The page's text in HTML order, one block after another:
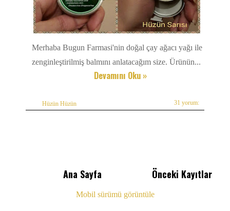
Merhaba Bugun Farmasi'nin doğal çay ağacı yağı ile
zenginleştirilmiş balmını anlatacağım size. Ürünün...
Devamını Oku »
Hüzün Hüzün 31 yorum:
Önceki Kayıtlar
Ana Sayfa
Mobil sürümü görüntüle